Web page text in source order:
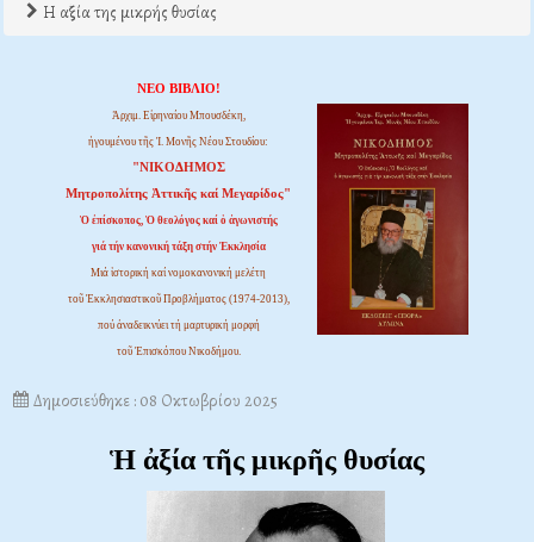
Η αξία της μικρής θυσίας
ΝΕΟ ΒΙΒΛΙΟ!
Ἀρχιμ. Εἰρηναίου Μπουσδέκη,
ἡγουμένου τῆς Ἱ. Μονῆς Νέου Στουδίου:
"ΝΙΚΟΔΗΜΟΣ
Μητροπολίτης Ἀττικῆς καί Μεγαρίδος"
Ὁ ἐπίσκοπος, Ὁ θεολόγος καί ὁ ἀγωνιστής
γιά τήν κανονική τάξη στήν Ἐκκλησία
Μιά ἱστορική καί νομοκανονική μελέτη
τοῦ Ἐκκλησιαστικοῦ Προβλήματος (1974-2013),
πού ἀναδεικνύει τή μαρτυρική μορφή
τοῦ Ἐπισκόπου Νικοδήμου.
Δημοσιεύθηκε : 08 Οκτωβρίου 2025
Ἡ ἀξία τῆς μικρῆς θυσίας